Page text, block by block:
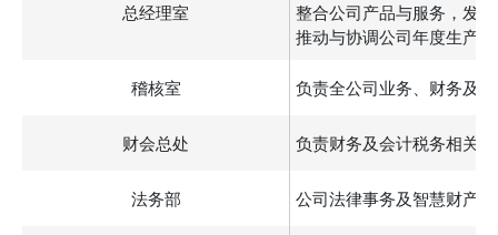
总经理室
整合公司产品与服务，发
推动与协调公司年度生产
稽核室 负责全公司业务、财务及
财会总处 负责财务及会计税务相关
法务部 公司法律事务及智慧财产